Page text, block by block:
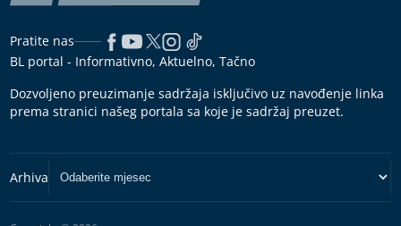
Pratite nas
BL portal - Informativno, Aktuelno, Tačno
Dozvoljeno preuzimanje sadržaja isključivo uz navođenje linka
prema stranici našeg portala sa koje je sadržaj preuzet.